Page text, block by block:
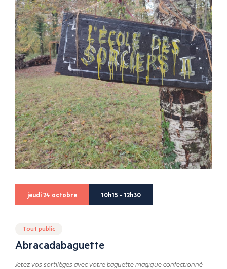
jeudi 24 octobre 10h15 - 12h30
Tout public
Abracadabaguette
Jetez vos sortilèges avec votre baguette magique confectionné